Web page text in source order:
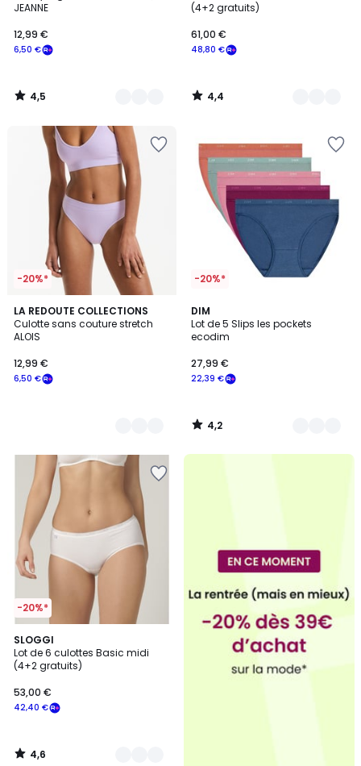
JEANNE
€
souscrivez
notre
programme
payer
6,50 €
12,99 €
4,5
/
(4+2 gratuits)
48,80 €
61,00 €
4,4
/
-20%*
LA REDOUTE COLLECTIONS
Culotte sans couture stretch
ALOIS
6,50 €
12,99 €
3
Couleurs
-20%*
DIM
Lot de 5 Slips les pockets
ecodim
22,39 €
27,99 €
4,2
/ 5
4
Couleurs
4,2
/
-20%*
SLOGGI
Lot de 6 culottes Basic midi
(4+2 gratuits)
42,40 €
53,00 €
4,6
/ 5
2
Couleurs
4,6
/